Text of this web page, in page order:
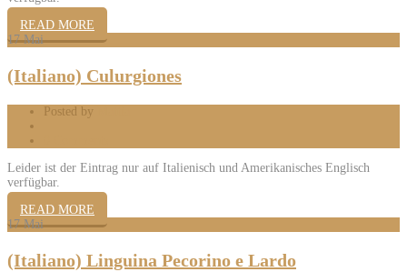
READ MORE
17 Mai
(Italiano) Culurgiones
Posted by
Leider ist der Eintrag nur auf Italienisch und Amerikanisches Englisch
verfügbar.
READ MORE
17 Mai
(Italiano) Linguina Pecorino e Lardo